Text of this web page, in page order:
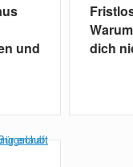
und
dich